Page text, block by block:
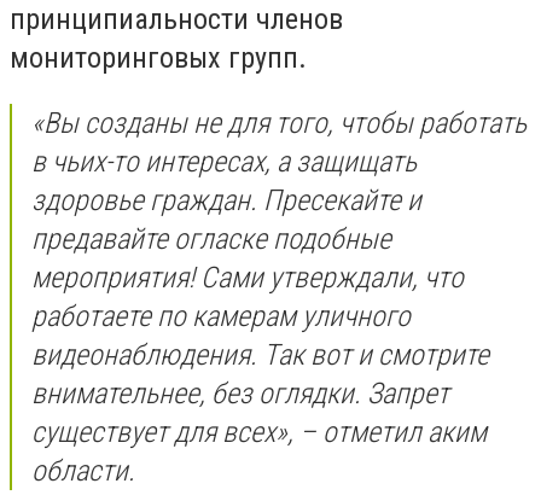
принципиальности членов
мониторинговых групп.
«Вы созданы не для того, чтобы работать
в чьих-то интересах, а защищать
здоровье граждан. Пресекайте и
предавайте огласке подобные
мероприятия! Сами утверждали, что
работаете по камерам уличного
видеонаблюдения. Так вот и смотрите
внимательнее, без оглядки. Запрет
существует для всех», – отметил аким
области.